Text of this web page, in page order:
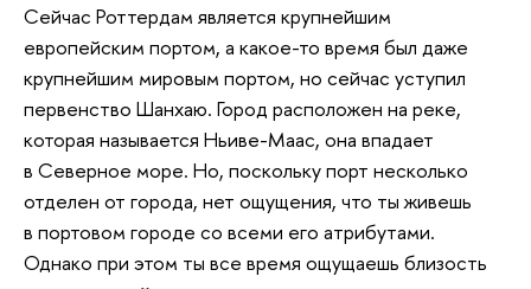
Сейчас Роттердам является крупнейшим
европейским портом, а какое-то время был даже
крупнейшим мировым портом, но сейчас уступил
первенство Шанхаю. Город расположен на реке,
которая называется Ньиве-Маас, она впадает
в Северное море. Но, поскольку порт несколько
отделен от города, нет ощущения, что ты живешь
в портовом городе со всеми его атрибутами.
Однако при этом ты все время ощущаешь близость